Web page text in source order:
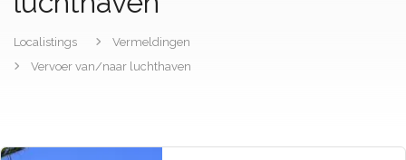
Localistings
Vermeldingen
Vervoer van/naar luchthaven